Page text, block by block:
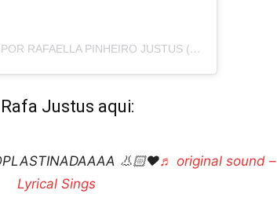
UMA PUBLICAÇÃO COMPARTILHADA POR RAFAELLA PINHEIRO JUSTUS (@RAFAPINHEIROJUSTUS)
Justus aqui:
👃🏻❤️♬ original sound –
Lyrical Sings